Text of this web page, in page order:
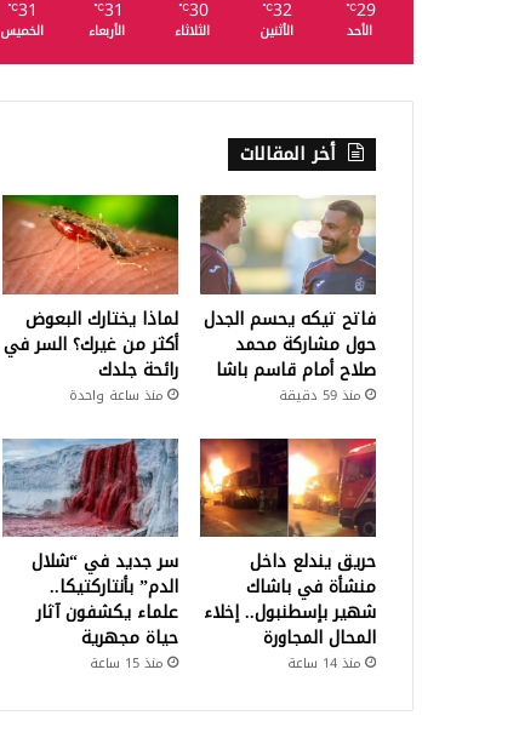
29
℃
الأحد
32
℃
الأثنين
30
℃
الثلاثاء
31
℃
الأربعاء
31
℃
الخميس
أخر المقالات
فاتح تيكه يحسم الجدل
حول مشاركة محمد
صلاح أمام قاسم باشا
منذ 59 دقيقة
لماذا يختارك البعوض
أكثر من غيرك؟ السر في
رائحة جلدك
منذ ساعة واحدة
حريق يندلع داخل
منشأة في باشاك
شهير بإسطنبول.. إخلاء
المحال المجاورة
منذ 14 ساعة
سر جديد في “شلال
الدم” بأنتاركتيكا..
علماء يكشفون آثار
حياة مجهرية
منذ 15 ساعة